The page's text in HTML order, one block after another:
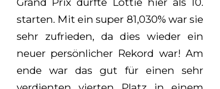
starten. Mit ein super 81,030% war sie
sehr zufrieden, da dies wieder ein
neuer persönlicher Rekord war! Am
ende war das gut für einen sehr